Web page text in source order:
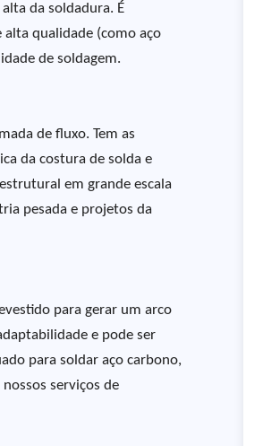
da soldadura. É
qualidade (como aço
de soldagem.
de fluxo. Tem as
da costura de solda e
em grande escala
pesada e projetos da
para gerar um arco
e pode ser
para soldar aço carbono,
serviços de